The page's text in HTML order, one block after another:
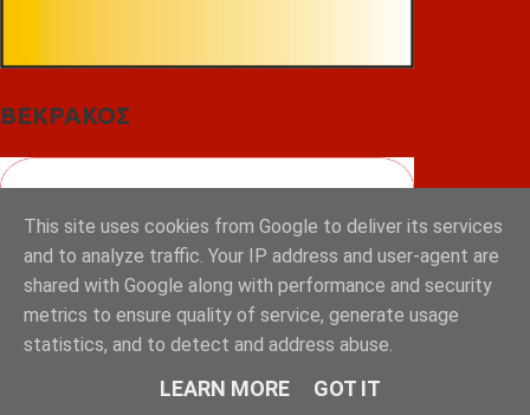
ΒΕΚΡΑΚΟΣ
This site uses cookies from Google to deliver its services
and to analyze traffic. Your IP address and user-agent are
shared with Google along with performance and security
metrics to ensure quality of service, generate usage
statistics, and to detect and address abuse.
LEARN MORE GOT IT